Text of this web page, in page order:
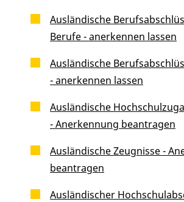
Ausländische
Berufe - anerkennen lassen
Ausländische
- anerkennen lassen
Ausländische
- Anerkennung beantragen
Ausländische Zeugnisse -
beantragen
Ausländischer